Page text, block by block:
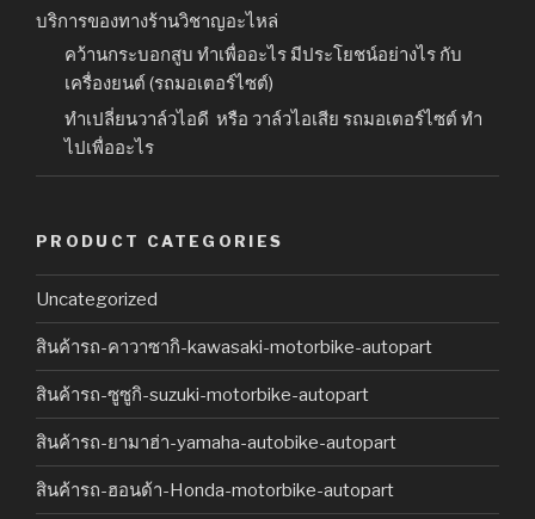
บริการของทางร้านวิชาญอะไหล่
คว้านกระบอกสูบ ทำเพื่ออะไร มีประโยชน์อย่างไร กับ
เครื่องยนต์ (รถมอเตอร์ไซต์)
ทำเปลี่ยนวาล์วไอดี หรือ วาล์วไอเสีย รถมอเตอร์ไซต์ ทำ
ไปเพื่ออะไร
PRODUCT CATEGORIES
Uncategorized
สินค้ารถ-คาวาซากิ-kawasaki-motorbike-autopart
สินค้ารถ-ซูซูกิ-suzuki-motorbike-autopart
สินค้ารถ-ยามาฮ่า-yamaha-autobike-autopart
สินค้ารถ-ฮอนด้า-Honda-motorbike-autopart